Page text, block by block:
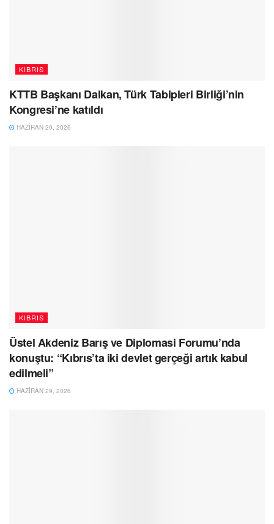
KIBRIS
KTTB Başkanı Dalkan, Türk Tabipleri Birliği’nin
Kongresi’ne katıldı
HAZIRAN 29, 2026
KIBRIS
Üstel Akdeniz Barış ve Diplomasi Forumu’nda
konuştu: “Kıbrıs’ta iki devlet gerçeği artık kabul
edilmeli”
HAZIRAN 29, 2026